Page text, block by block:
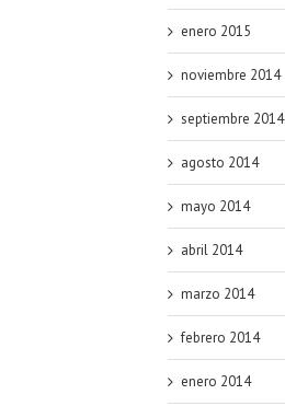
enero 2015
noviembre 2014
septiembre 2014
agosto 2014
mayo 2014
abril 2014
marzo 2014
febrero 2014
enero 2014